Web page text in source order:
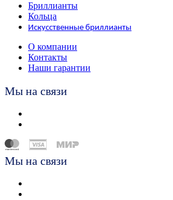
Бриллианты
Кольца
Искусственные бриллианты
О компании
Контакты
Наши гарантии
Мы на связи
Мы на связи